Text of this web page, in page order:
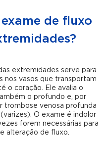
de fluxo
extremidades serve para
nos vasos que transportam
o coração. Ele avalia o
o profundo e, por
trombose venosa profunda
O exame é indolor
forem necessárias para
alteração de fluxo.